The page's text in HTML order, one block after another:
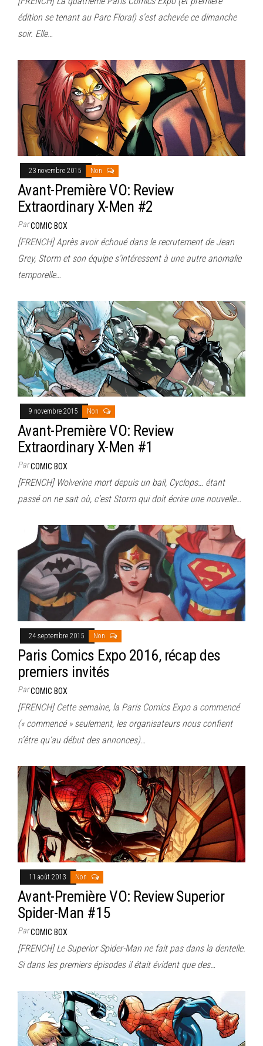
édition se tenant au Parc Floral) s’est achevée ce dimanche
soir. Elle…
23 novembre 2015 Non
Avant-Première VO: Review
Extraordinary X-Men #2
ParCOMIC BOX
[FRENCH] Après avoir échoué dans le recrutement de Jean
Grey, Storm et son équipe s’intéressent à une autre anomalie
temporelle…
9 novembre 2015 Non
Avant-Première VO: Review
Extraordinary X-Men #1
ParCOMIC BOX
[FRENCH] Wolverine mort depuis un bail, Cyclops… étant
passé on ne sait où, c’est Storm qui doit écrire une nouvelle…
24 septembre 2015 Non
Paris Comics Expo 2016, récap des
premiers invités
ParCOMIC BOX
[FRENCH] Cette semaine, la Paris Comics Expo a commencé
(« commencé » seulement, les organisateurs nous confient
n’être qu’au début des annonces)…
11 août 2013 Non
Avant-Première VO: Review Superior
Spider-Man #15
ParCOMIC BOX
[FRENCH] Le Superior Spider-Man ne fait pas dans la dentelle.
Si dans les premiers épisodes il était évident que des…